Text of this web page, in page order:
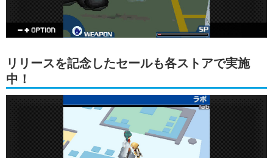
リリースを記念したセールも各ストアで実施
中！